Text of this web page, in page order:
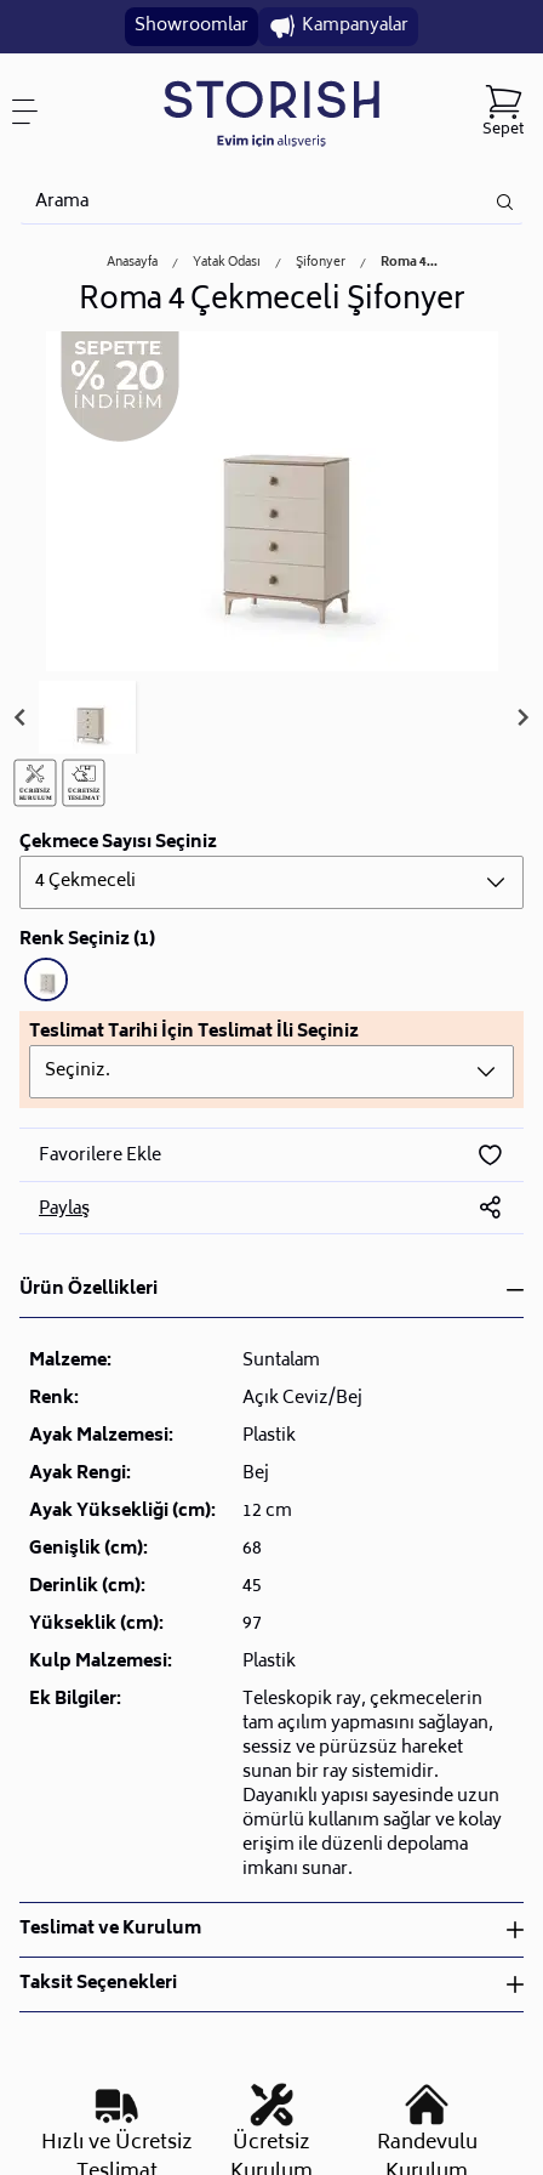
Showroomlar Kampanyalar
Sepet
Anasayfa Yatak Odası Şifonyer Roma 4...
Roma 4 Çekmeceli Şifonyer
Çekmece Sayısı Seçiniz
4 Çekmeceli
Renk Seçiniz (1)
Teslimat Tarihi İçin Teslimat İli Seçiniz
Seçiniz.
Favorilere Ekle
Paylaş
Ürün Özellikleri
Malzeme:
Suntalam
Renk:
Açık Ceviz/Bej
Ayak Malzemesi:
Plastik
Ayak Rengi:
Bej
Ayak Yüksekliği (cm):
12 cm
Genişlik (cm):
68
Derinlik (cm):
45
Yükseklik (cm):
97
Kulp Malzemesi:
Plastik
Ek Bilgiler:
Teleskopik ray, çekmecelerin
tam açılım yapmasını sağlayan,
sessiz ve pürüzsüz hareket
sunan bir ray sistemidir.
Dayanıklı yapısı sayesinde uzun
ömürlü kullanım sağlar ve kolay
erişim ile düzenli depolama
imkanı sunar.
Teslimat ve Kurulum
Teslimat ve Kurulum
• Siparişlerinizi aldıktan sonra en kısa sürede işleme
Kargo süreçlerimizi güçlü lojistik ağımızla
destekleyerek, teslimatı en hızlı şekilde
gerçekleştiriyoruz.
Taksit Seçenekleri
Taksit Sayısı Aylık Tutar
Toplam Tutar
Tek Çekim
6.623,20 TL
6.623,20 TL
Hızlı ve Ücretsiz
Ücretsiz
Randevulu